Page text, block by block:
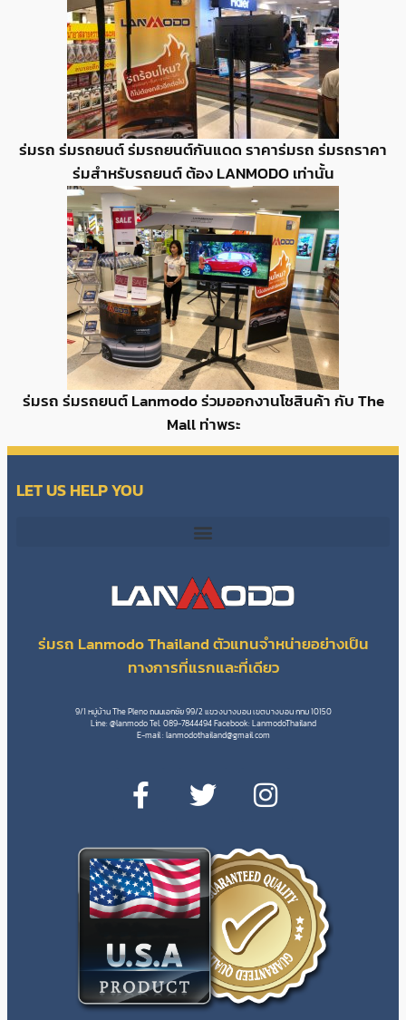
ร่มรถ ร่มรถยนต์ ร่มรถยนต์กันแดด ราคาร่มรถ ร่มรถราคา
ร่มสำหรับรถยนต์ ต้อง LANMODO เท่านั้น
ร่มรถ ร่มรถยนต์ Lanmodo ร่วมออกงานโชสินค้า กับ The
Mall ท่าพระ
LET US HELP YOU
ร่มรถ Lanmodo Thailand ตัวแทนจำหน่ายอย่างเป็น
ทางการที่แรกและที่เดียว
9/1 หมู่บ้าน The Pleno ถนนเอกชัย 99/2 แขวงบางบอน เขตบางบอน กทม 10150
Line: @lanmodo Tel. 089-7844494 Facebook: LanmodoThailand
E-mail : lanmodothailand@gmail.com